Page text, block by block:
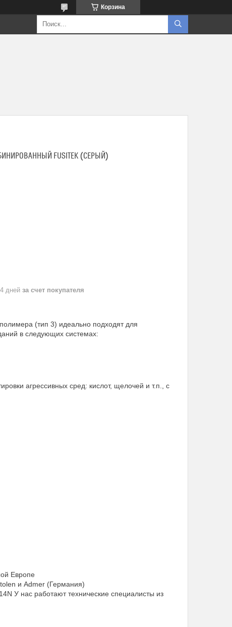
Корзина
FUSITEK (СЕРЫЙ)
дней за счет покупателя
(тип 3) идеально подходят для
в следующих системах:
агрессивных сред: кислот, щелочей и т.п., с
Европе
и Admer (Германия)
У нас работают технические специалисты из